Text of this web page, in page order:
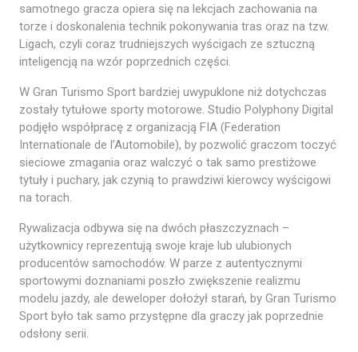
samotnego gracza opiera się na lekcjach zachowania na
torze i doskonalenia technik pokonywania tras oraz na tzw.
Ligach, czyli coraz trudniejszych wyścigach ze sztuczną
inteligencją na wzór poprzednich części.
W Gran Turismo Sport bardziej uwypuklone niż dotychczas
zostały tytułowe sporty motorowe. Studio Polyphony Digital
podjęło współpracę z organizacją FIA (Federation
Internationale de l’Automobile), by pozwolić graczom toczyć
sieciowe zmagania oraz walczyć o tak samo prestiżowe
tytuły i puchary, jak czynią to prawdziwi kierowcy wyścigowi
na torach.
Rywalizacja odbywa się na dwóch płaszczyznach –
użytkownicy reprezentują swoje kraje lub ulubionych
producentów samochodów. W parze z autentycznymi
sportowymi doznaniami poszło zwiększenie realizmu
modelu jazdy, ale deweloper dołożył starań, by Gran Turismo
Sport było tak samo przystępne dla graczy jak poprzednie
odsłony serii.